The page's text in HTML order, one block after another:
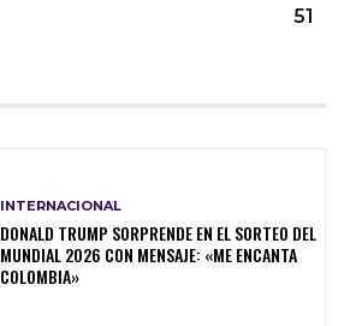
51
INTERNACIONAL
DONALD TRUMP SORPRENDE EN EL SORTEO DEL
MUNDIAL 2026 CON MENSAJE: «ME ENCANTA
COLOMBIA»